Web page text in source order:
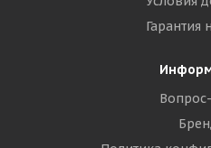
Гарантия